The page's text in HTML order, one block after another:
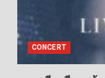
CONCERT